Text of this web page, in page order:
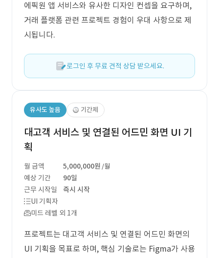
에픽원 앱 서비스와 유사한 디자인 컨셉을 요구하며,
거래 플랫폼 관련 프로젝트 경험이 우대 사항으로 제
시됩니다.
로그인 후 무료 견적 상담 받으세요.
유사도 높음 기간제
대고객 서비스 및 연결된 어드민 화면 UI 기
획
월 금액 5,000,000원 /월
예상 기간
90일
근무 시작일
즉시 시작
UI 기획자
미드 레벨 외 1개
프로젝트는 대고객 서비스 및 연결된 어드민 화면의
UI 기획을 목표로 하며, 핵심 기술로는 Figma가 사용